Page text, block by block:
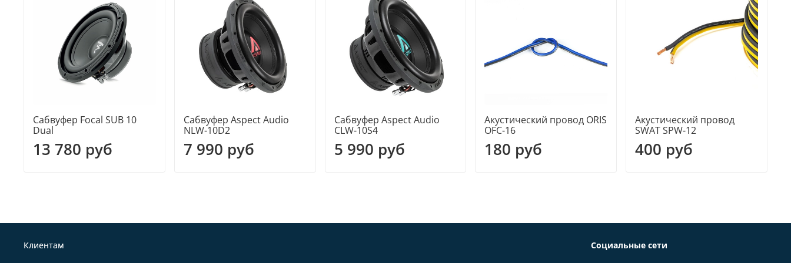
Сабвуфер Focal SUB 10
Dual
13 780 руб
Сабвуфер Aspect Audio
NLW-10D2
7 990 руб
Сабвуфер Aspect Audio
CLW-10S4
5 990 руб
Акустический провод ORIS
OFC-16
180 руб
Акустический провод
SWAT SPW-12
400 руб
Клиентам
Социальные сети